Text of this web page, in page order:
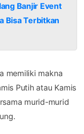
Banjir Event
Bisa Terbitkan
memiliki makna
Putih atau Kamis
murid-murid